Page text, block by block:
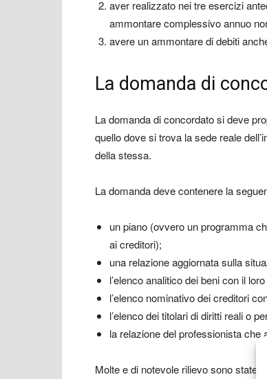
aver realizzato nei tre esercizi
ammontare complessivo annuo
avere un ammontare di debiti
La domanda di
La domanda di concordato si deve
quello dove si trova la sede reale
della stessa.
La domanda deve contenere la
un piano (ovvero un programma
ai creditori);
una relazione aggiornata sulla
l’elenco analitico dei beni con il
l’elenco nominativo dei creditori
l’elenco dei titolari di diritti reali o
la relazione del professionista che
Molte e di notevole rilievo sono state le